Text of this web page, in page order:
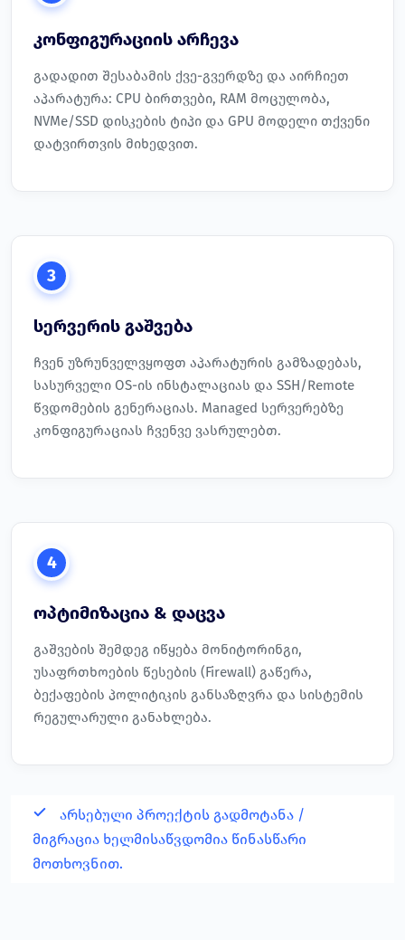
კონფიგურაციის არჩევა
გადადით შესაბამის ქვე-გვერდზე და აირჩიეთ
აპარატურა: CPU ბირთვები, RAM მოცულობა,
NVMe/SSD დისკების ტიპი და GPU მოდელი თქვენი
დატვირთვის მიხედვით.
3
სერვერის გაშვება
ჩვენ უზრუნველვყოფთ აპარატურის გამზადებას,
სასურველი OS-ის ინსტალაციას და SSH/Remote
წვდომების გენერაციას. Managed სერვერებზე
კონფიგურაციას ჩვენვე ვასრულებთ.
4
ოპტიმიზაცია & დაცვა
გაშვების შემდეგ იწყება მონიტორინგი,
უსაფრთხოების წესების (Firewall) გაწერა,
ბექაფების პოლიტიკის განსაზღვრა და სისტემის
რეგულარული განახლება.
არსებული პროექტის გადმოტანა /
მიგრაცია ხელმისაწვდომია წინასწარი
მოთხოვნით.